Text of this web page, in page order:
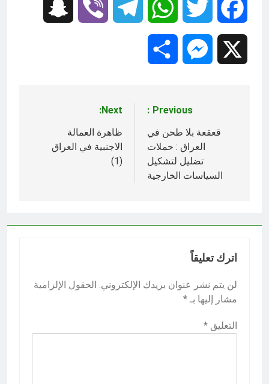
Facebook
Twitter
WhatsApp
Telegram
Viber
Messenger
المقالات
Previous:
قعقعة بلا طحن في
العراق : حملات
تضليل لتشكيل
السياسات الخارجية
Next:
ظاهرة العمالة
الاجنبية في العراق
(1)
اترك تعليقاً
لن يتم نشر عنوان بريدك الإلكتروني. الحقول الإلزامية
مشار إليها بـ *
التعليق *